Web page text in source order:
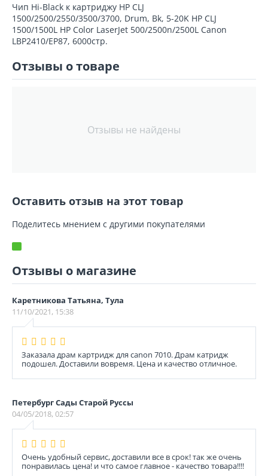
Чип Hi-Black к картриджу HP CLJ
1500/2500/2550/3500/3700, Drum, Bk, 5-20K HP CLJ
1500/1500L HP Color LaserJet 500/2500n/2500L Canon
LBP2410/EP87, 6000стр.
Отзывы о товаре
Отзывы не найдены
Оставить отзыв на этот товар
Поделитесь мнением с другими покупателями
Отзывы о магазине
Каретникова Татьяна, Тула
11/10/2021, 15:38
Заказала драм картридж для canon 7010. Драм катридж
подошел. Доставили вовремя. Цена и качество отличное.
Петербург Сады Старой Руссы
04/05/2018, 02:57
Очень удобный сервис, доставили все в срок! так же очень
понравилась цена! и что самое главное - качество товара!!!!